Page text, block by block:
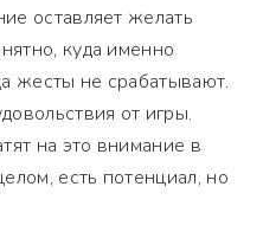
оставляет желать
куда именно
жесты не срабатывают.
от игры.
на это внимание в
есть потенциал, но